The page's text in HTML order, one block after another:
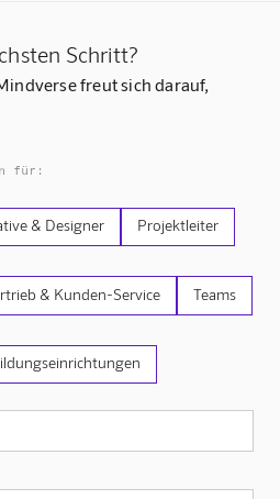
Schritt?
freut sich darauf,
für:
& Designer Projektleiter
& Kunden-Service Teams